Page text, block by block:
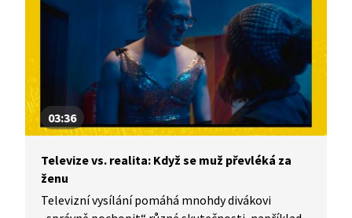
03:36
Televize vs. realita: Když se muž převléká za
ženu
Televizní vysílání pomáhá mnohdy divákovi